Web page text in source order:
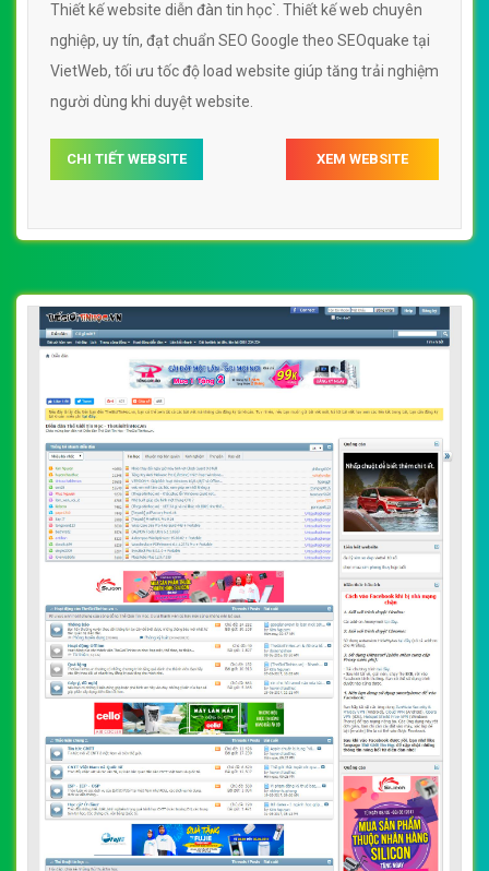
Thiết kế website diễn đàn tin học`. Thiết kế web chuyên
nghiệp, uy tín, đạt chuẩn SEO Google theo SEOquake tại
VietWeb, tối ưu tốc độ load website giúp tăng trải nghiệm
người dùng khi duyệt website.
CHI TIẾT WEBSITE XEM WEBSITE